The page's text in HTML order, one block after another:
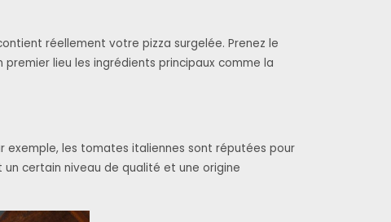
réellement votre pizza surgelée. Prenez le
lieu les ingrédients principaux comme la
exemple, les tomates italiennes sont réputées pour
un certain niveau de qualité et une origine